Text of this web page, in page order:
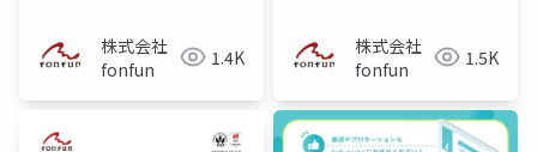
株式会社
fonfun
1.4K
株式会社
fonfun
1.5K